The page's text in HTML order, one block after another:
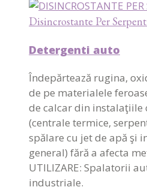
Disincrostante Per
Detergenti auto
Îndepărtează rugina,
de pe materialele
de calcar din instalaţiile
(centrale termice,
spălare cu jet de apă şi
general) fără a afecta
UTILIZARE: Spalatorii
industriale.